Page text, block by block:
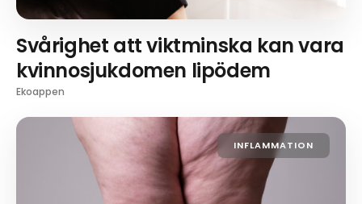
Svårighet att viktminska kan vara
kvinnosjukdomen lipödem
Ekoappen
INFLAMMATION